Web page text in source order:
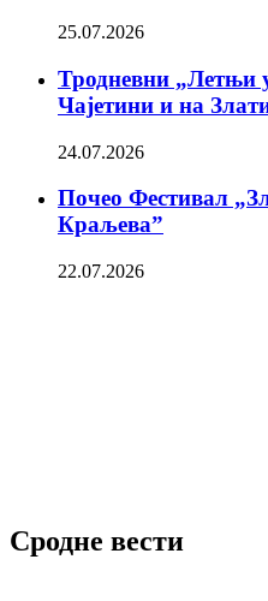
25.07.2026
Тродневни „Летњи
Чајетини и на
24.07.2026
Почео Фестивал
Краљева”
22.07.2026
Сродне вести